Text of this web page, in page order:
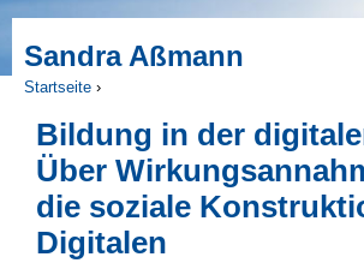
Sandra Aßmann
Sie sind hier
Startseite ›
Bildung in der
Über
die soziale
Digitalen